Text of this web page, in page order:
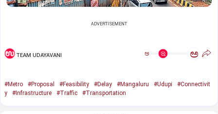
ADVERTISEMENT
TEAM UDAYAVANI ಅ ಅ
#Metro #Proposal #Feasibility #Delay #Mangaluru #Udupi
#Connectivit
y
#Infrastructure #Traffic #Transportation